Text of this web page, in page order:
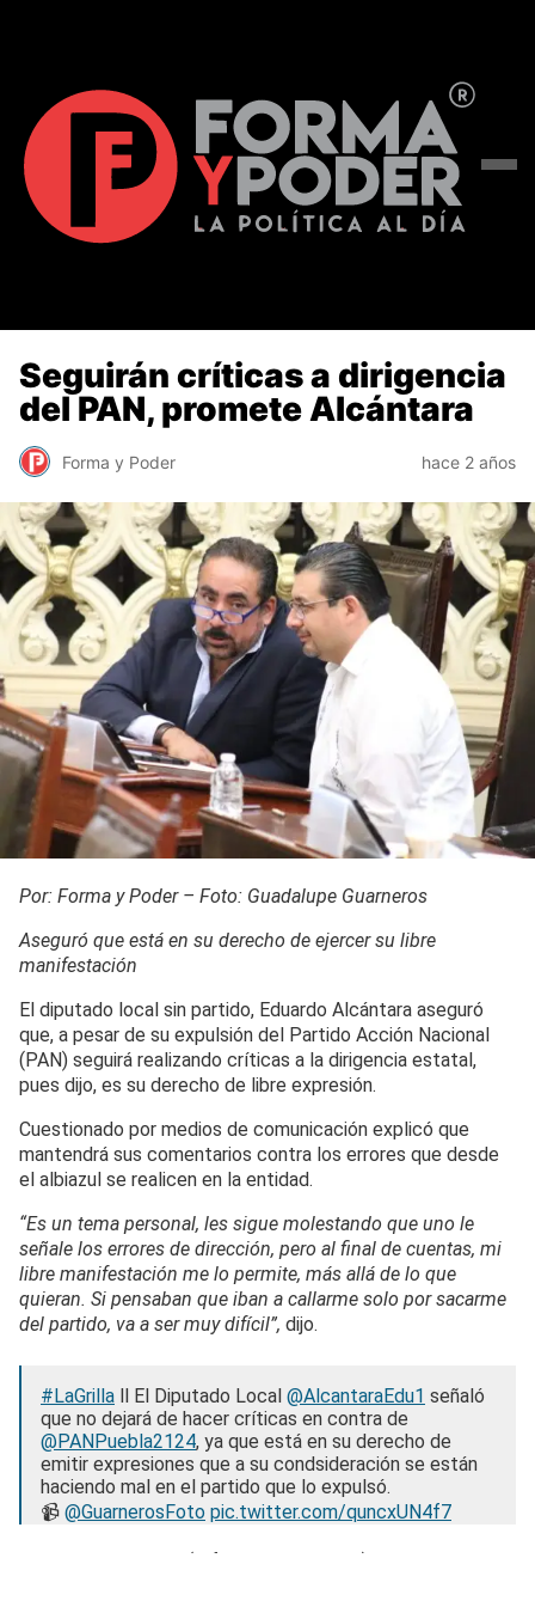
Seguirán críticas a dirigencia
del PAN, promete Alcántara
Forma y Poder hace 2 años
Por: Forma y Poder – Foto: Guadalupe Guarneros
Aseguró que está en su derecho de ejercer su libre
manifestación
El diputado local sin partido, Eduardo Alcántara aseguró
que, a pesar de su expulsión del Partido Acción Nacional
(PAN) seguirá realizando críticas a la dirigencia estatal,
pues dijo, es su derecho de libre expresión.
Cuestionado por medios de comunicación explicó que
mantendrá sus comentarios contra los errores que desde
el albiazul se realicen en la entidad.
“Es un tema personal, les sigue molestando que uno le
señale los errores de dirección, pero al final de cuentas, mi
libre manifestación me lo permite, más allá de lo que
quieran. Si pensaban que iban a callarme solo por sacarme
del partido, va a ser muy difícil”, dijo.
#LaGrilla ll El Diputado Local @AlcantaraEdu1 señaló
que no dejará de hacer críticas en contra de
@PANPuebla2124, ya que está en su derecho de
emitir expresiones que a su condsideración se están
haciendo mal en el partido que lo expulsó.
📹 @GuarnerosFoto pic.twitter.com/quncxUN4f7